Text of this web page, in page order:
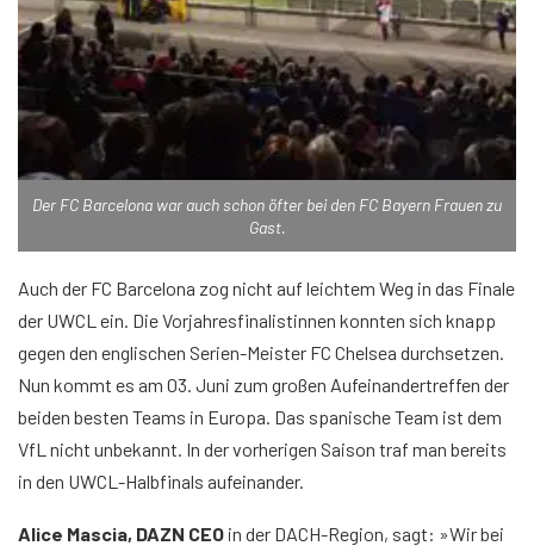
Der FC Barcelona war auch schon öfter bei den FC Bayern Frauen zu
Gast.
Auch der FC Barcelona zog nicht auf leichtem Weg in das Finale
der UWCL ein. Die Vorjahresfinalistinnen konnten sich knapp
gegen den englischen Serien-Meister FC Chelsea durchsetzen.
Nun kommt es am 03. Juni zum großen Aufeinandertreffen der
beiden besten Teams in Europa. Das spanische Team ist dem
VfL nicht unbekannt. In der vorherigen Saison traf man bereits
in den UWCL-Halbfinals aufeinander.
Alice Mascia, DAZN CEO in der DACH-Region, sagt: »Wir bei